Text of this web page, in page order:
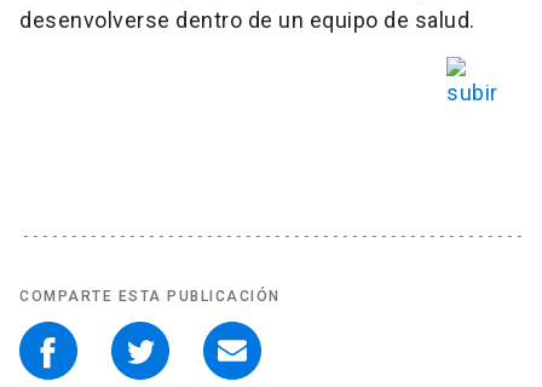
desenvolverse dentro de un equipo de salud.
COMPARTE ESTA PUBLICACIÓN